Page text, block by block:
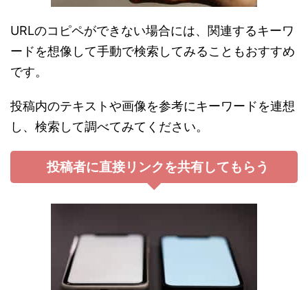
URLのコピペができない場合には、関連するキーワ
ードを想像して手動で検索してみることもおすすめ
です。
投稿内のテキストや画像を参考にキーワードを連想
し、検索して調べてみてください。
投稿者に直接リンクを共有してもらう